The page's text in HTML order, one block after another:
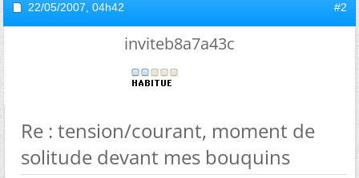
22/05/2007, 04h42 #2
inviteb8a7a43c
Re : tension/courant, moment de
solitude devant mes bouquins